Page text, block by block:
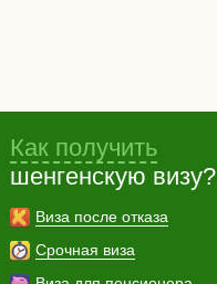
Как получить
шенгенскую визу?
Виза после отказа
Срочная виза